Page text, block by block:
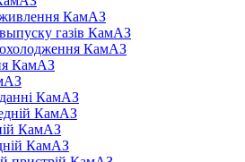
КамАЗ
газів КамАЗ
КамАЗ
КамАЗ
КамАЗ
КамАЗ
КамАЗ
КамАЗ